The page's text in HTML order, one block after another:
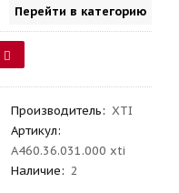
Перейти в категорию
Производитель: XTI
Артикул:
A460.36.031.000 xti
Наличие: 2